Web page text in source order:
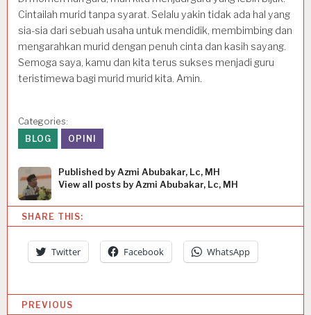
Cintailah murid tanpa syarat. Selalu yakin tidak ada hal yang
sia-sia dari sebuah usaha untuk mendidik, membimbing dan
mengarahkan murid dengan penuh cinta dan kasih sayang.
Semoga saya, kamu dan kita terus sukses menjadi guru
teristimewa bagi murid murid kita. Amin.
Categories:
BLOG
OPINI
Published by Azmi Abubakar, Lc, MH
View all posts by Azmi Abubakar, Lc, MH
SHARE THIS:
Twitter Facebook WhatsApp
PREVIOUS